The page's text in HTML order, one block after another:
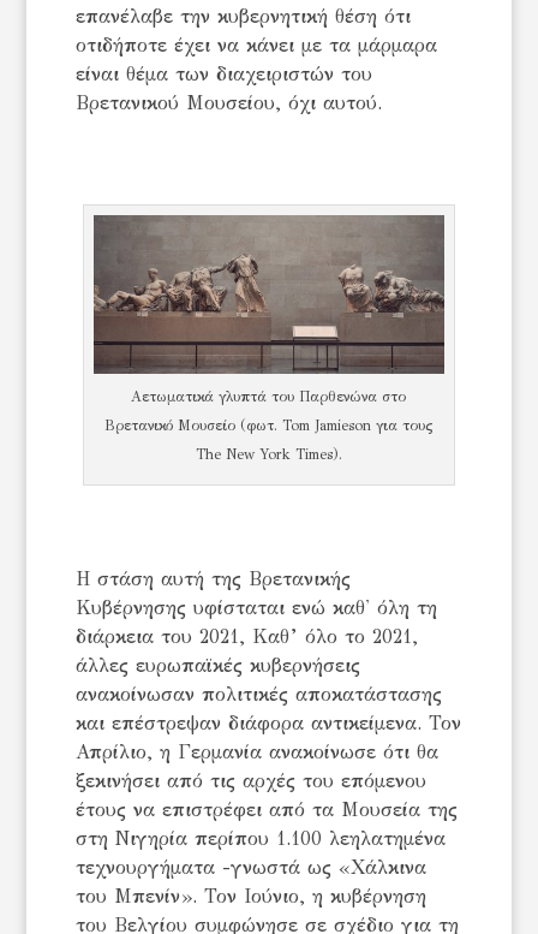
επανέλαβε την κυβερνητική θέση ότι
οτιδήποτε έχει να κάνει με τα μάρμαρα
είναι θέμα των διαχειριστών του
Βρετανικού Μουσείου, όχι αυτού.
Αετωματικά γλυπτά του Παρθενώνα στο
Βρετανικό Μουσείο (φωτ. Tom Jamieson για τους
The New York Times).
Η στάση αυτή της Βρετανικής
Κυβέρνησης υφίσταται ενώ καθ' όλη τη
διάρκεια του 2021, Καθ’ όλο το 2021,
άλλες ευρωπαϊκές κυβερνήσεις
ανακοίνωσαν πολιτικές αποκατάστασης
και επέστρεψαν διάφορα αντικείμενα. Τον
Απρίλιο, η Γερμανία ανακοίνωσε ότι θα
ξεκινήσει από τις αρχές του επόμενου
έτους να επιστρέφει από τα Mουσεία της
στη Νιγηρία περίπου 1.100 λεηλατημένα
τεχνουργήματα -γνωστά ως «Χάλκινα
του Μπενίν». Τον Ιούνιο, η κυβέρνηση
του Βελγίου συμφώνησε σε σχέδιο για τη